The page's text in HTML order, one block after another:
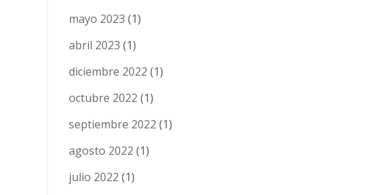
mayo 2023 (1)
abril 2023 (1)
diciembre 2022 (1)
octubre 2022 (1)
septiembre 2022 (1)
agosto 2022 (1)
julio 2022 (1)